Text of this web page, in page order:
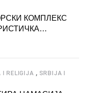
КОМПЛЕКС
RELIGIJA , SRBIJA I